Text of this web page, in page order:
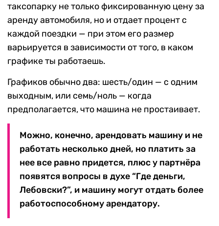
таксопарку не только фиксированную цену за
аренду автомобиля, но и отдает процент с
каждой поездки — при этом его размер
варьируется в зависимости от того, в каком
графике ты работаешь.
Графиков обычно два: шесть/один — с одним
выходным, или семь/ноль — когда
предполагается, что машина не простаивает.
Можно, конечно, арендовать машину и не
работать несколько дней, но платить за
нее все равно придется, плюс у партнёра
появятся вопросы в духе “Где деньги,
Лебовски?”, и машину могут отдать более
работоспособному арендатору.